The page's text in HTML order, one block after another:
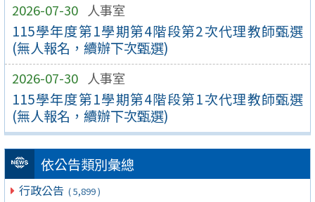
2026-07-30 人事室
115學年度第1學期第4階段第2次代理教師甄選
(無人報名，續辦下次甄選)
2026-07-30 人事室
115學年度第1學期第4階段第1次代理教師甄選
(無人報名，續辦下次甄選)
依公告類別彙總
行政公告 ( 5,899 )